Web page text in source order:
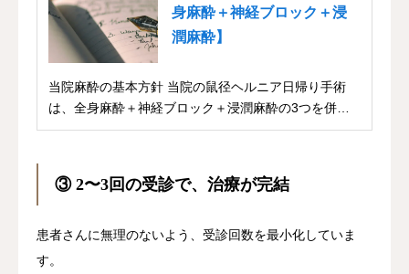
身麻酔＋神経ブロック＋浸
潤麻酔】
当院麻酔の基本方針 当院の鼠径ヘルニア日帰り手術
は、全身麻酔＋神経ブロック＋浸潤麻酔の3つを併用
して...
③ 2〜3回の受診で、治療が完結
患者さんに無理のないよう、受診回数を最小化していま
す。